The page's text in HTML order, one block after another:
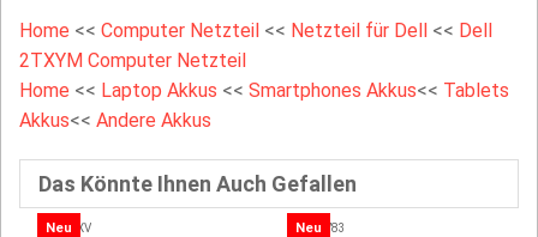
Home << Computer Netzteil << Netzteil für Dell << Dell
2TXYM Computer Netzteil
Home << Laptop Akkus << Smartphones Akkus<< Tablets
Akkus<< Andere Akkus
Das Könnte Ihnen Auch Gefallen
Neu Neu